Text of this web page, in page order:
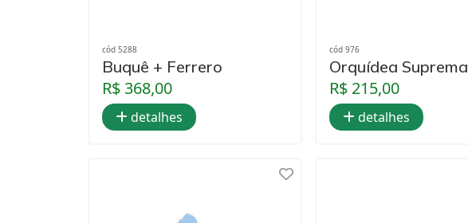
cód 5288
Buquê + Ferrero
R$ 368,00
detalhes
cód 976
Orquídea Suprema
R$ 215,00
detalhes